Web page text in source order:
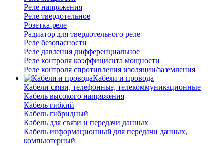
Реле напряжения
Реле твердотельное
Розетка-реле
Радиатор для твердотельного реле
Реле безопасности
Реле давления дифференциальное
Реле контроля коэффициента мощности
Реле контроля спротивления изоляции/заземления
Кабели и провода
Кабели связи, телефонные, телекоммуникационные
Кабель высокого напряжения
Кабель гибкий
Кабель гибридный
Кабель для связи и передачи данных
Кабель информационный для передачи данных,
компьютерный